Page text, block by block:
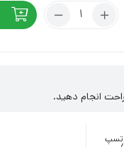
تعداد:
پی
انجام دهید.